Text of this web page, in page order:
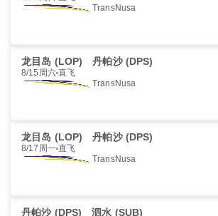
TransNusa
龙目岛 (LOP) 丹帕沙 (DPS)
8/15周六 直飞
TransNusa
龙目岛 (LOP) 丹帕沙 (DPS)
8/17周一 直飞
TransNusa
丹帕沙 (DPS) 泗水 (SUB)